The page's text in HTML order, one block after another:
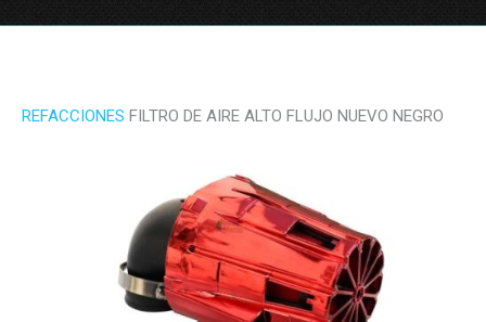
REFACCIONES FILTRO DE AIRE ALTO FLUJO NUEVO NEGRO